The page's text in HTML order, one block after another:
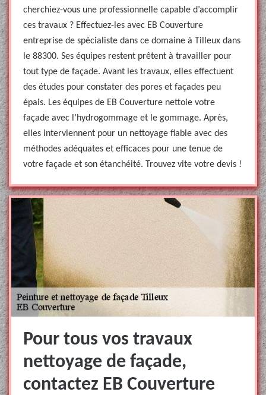
cherchiez-vous une professionnelle capable d’accomplir
ces travaux ? Effectuez-les avec EB Couverture
entreprise de spécialiste dans ce domaine à Tilleux dans
le 88300. Ses équipes restent prêtent à travailler pour
tout type de façade. Avant les travaux, elles effectuent
des études pour constater des pores et façades peu
épais. Les équipes de EB Couverture nettoie votre
façade avec l’hydrogommage et le gommage. Après,
elles interviennent pour un nettoyage fiable avec des
méthodes adéquates et efficaces pour une tenue de
votre façade et son étanchéité. Trouvez vite votre devis !
Pour tous vos travaux
nettoyage de façade,
contactez EB Couverture